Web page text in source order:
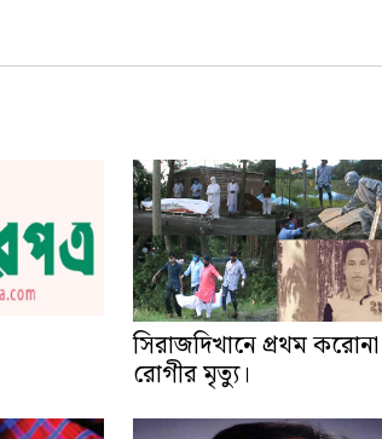
সিরাজদিখানে প্রথম করোনা
রোগীর মৃত্যু।